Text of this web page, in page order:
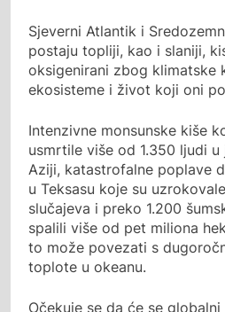
Sjeverni Atlantik i
postaju topliji, kao i slaniji,
oksigenirani zbog klimatske
ekosisteme i život koji oni
Intenzivne monsunske kiše
usmrtile više od 1.350 ljudi
Aziji, katastrofalne poplave
u Teksasu koje su
slučajeva i preko 1.200
spalili više od pet miliona
to može povezati s
toplote u okeanu.
Očekuje se da će se